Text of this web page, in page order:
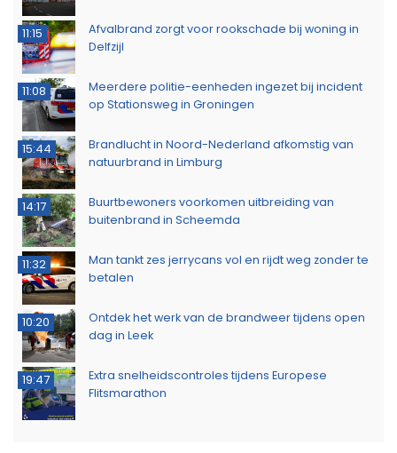
11:15
Afvalbrand zorgt voor rookschade bij woning in
Delfzijl
11:08
Meerdere politie-eenheden ingezet bij incident
op Stationsweg in Groningen
15:44
Brandlucht in Noord-Nederland afkomstig van
natuurbrand in Limburg
14:17
Buurtbewoners voorkomen uitbreiding van
buitenbrand in Scheemda
11:32
Man tankt zes jerrycans vol en rijdt weg zonder te
betalen
10:20
Ontdek het werk van de brandweer tijdens open
dag in Leek
19:47
Extra snelheidscontroles tijdens Europese
Flitsmarathon